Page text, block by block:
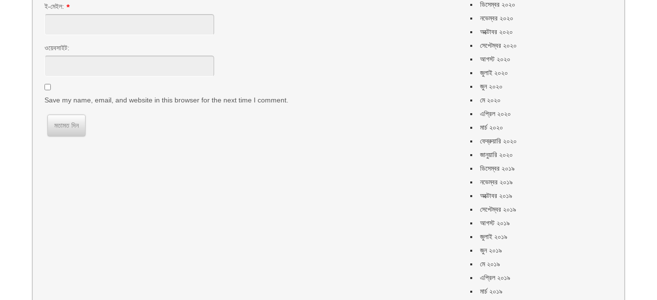
ই-মেইল: *
ওয়েবসাইট:
Save my name, email, and website in this browser for the next time I comment.
ডিসেম্বর ২০২০
নভেম্বর ২০২০
অক্টোবর ২০২০
সেপ্টেম্বর ২০২০
আগস্ট ২০২০
জুলাই ২০২০
জুন ২০২০
মে ২০২০
এপ্রিল ২০২০
মার্চ ২০২০
ফেব্রুয়ারি ২০২০
জানুয়ারি ২০২০
ডিসেম্বর ২০১৯
নভেম্বর ২০১৯
অক্টোবর ২০১৯
সেপ্টেম্বর ২০১৯
আগস্ট ২০১৯
জুলাই ২০১৯
জুন ২০১৯
মে ২০১৯
এপ্রিল ২০১৯
মার্চ ২০১৯